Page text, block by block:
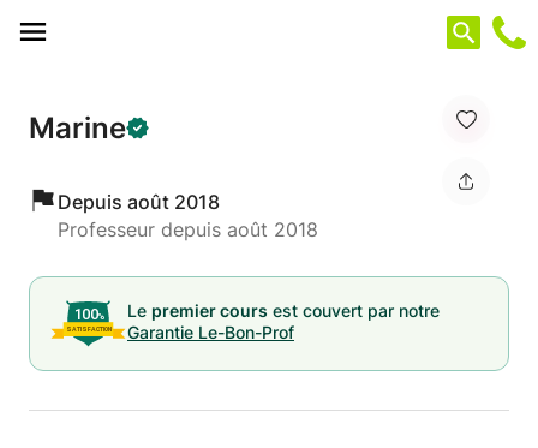
Marine
Depuis août 2018
Professeur depuis août 2018
Le premier cours est couvert par notre
Garantie Le-Bon-Prof